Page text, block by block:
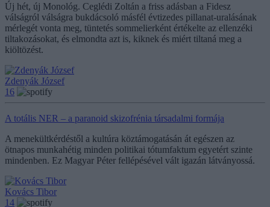
Új hét, új Monológ. Ceglédi Zoltán a friss adásban a Fidesz
válságról válságra bukdácsoló másfél évtizedes pillanat-uralásának
mérlegét vonta meg, tüntetés sommelierként értékelte az ellenzéki
tiltakozásokat, és elmondta azt is, kiknek és miért tiltaná meg a
kiöltözést.
Zdenyák József
16
A totális NER – a paranoid skizofrénia társadalmi formája
A menekültkérdéstől a kultúra köztámogatásán át egészen az
ötnapos munkahétig minden politikai tótumfaktum egyetért szinte
mindenben. Ez Magyar Péter fellépésével vált igazán látványossá.
Kovács Tibor
14